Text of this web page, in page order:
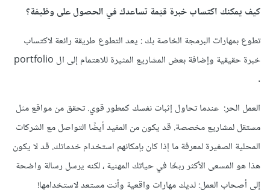
كيف يمكنك اكتساب خبرة قيّمة تساعدك في الحصول على وظيفة؟
تطوع بمهارات البرمجة الخاصة بك: يعد التطوع طريقة رائعة لاكتساب
خبرة حقيقية وإضافة بعض المشاريع المثيرة للاهتمام إلى ال portfolio
العمل الحر: عندما تحاول إثبات نفسك كمطور قوي. تحقق من مواقع مثل
مستقل لمشاريع مخصصة. قد يكون من المفيد أيضًا التواصل مع الشركات
المحلية الصغيرة لمعرفة ما إذا كان بإمكانهم استخدام خدماتك. قد لا يكون
هذا هو المسعى الأكثر ربحًا في حياتك المهنية ، لكنه يرسل رسالة واضحة
إلى أصحاب العمل: لديك مهارات واقعية وأنت مستعد لاستخدامها!